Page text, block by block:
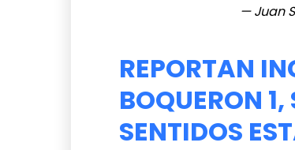
— Juan
REPORTAN
BOQUERON 1,
SENTIDOS